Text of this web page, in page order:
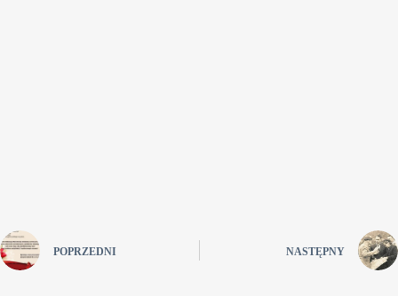
POPRZEDNI NASTĘPNY